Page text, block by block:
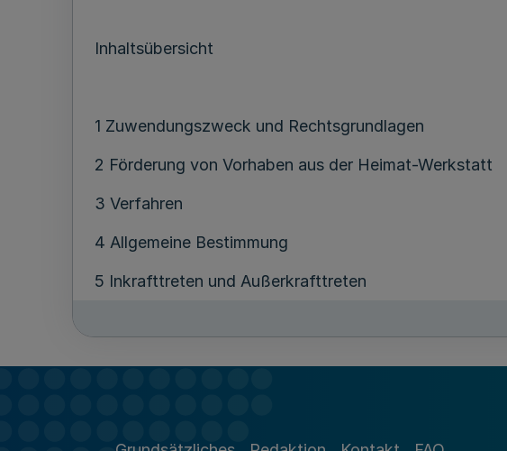
Inhaltsübersicht
1 Zuwendungszweck und Rechtsgrundlagen
2 Förderung von Vorhaben aus der Heimat-Werkstatt
3 Verfahren
4 Allgemeine Bestimmung
5 Inkrafttreten und Außerkrafttreten